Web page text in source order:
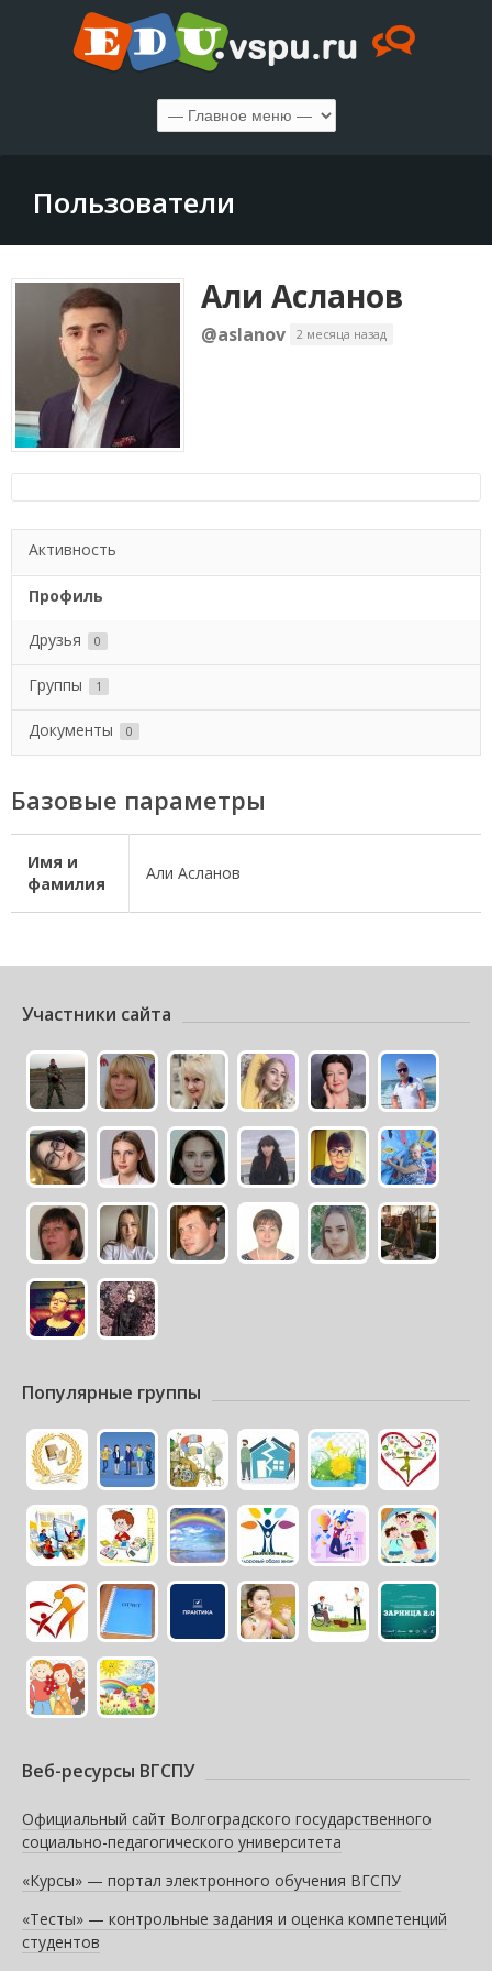
Пользователи
Али Асланов
@aslanov 2 месяца назад
Активность
Профиль
Друзья 0
Группы 1
Документы 0
Базовые параметры
Имя и
фамилия
Али Асланов
Участники сайта
Популярные группы
Веб-ресурсы ВГСПУ
Официальный сайт Волгоградского государственного
социально-педагогического университета
«Курсы» — портал электронного обучения ВГСПУ
«Тесты» — контрольные задания и оценка компетенций
студентов